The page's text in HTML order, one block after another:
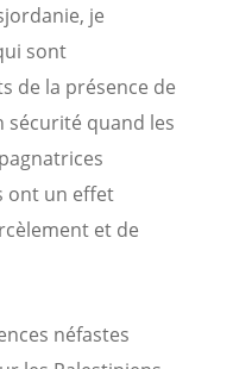
je
sont
de la présence de
sécurité quand les
ont un effet
et de
néfastes